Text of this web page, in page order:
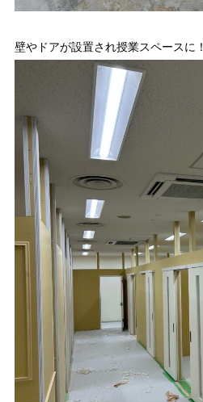
壁やドアが設置され授業スペースに！